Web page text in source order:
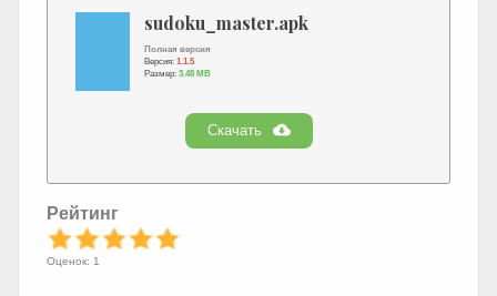
sudoku_master.apk
Полная версия
Версия: 1.1.5
Размер: 3.48 MB
Скачать
Рейтинг
Оценок: 1